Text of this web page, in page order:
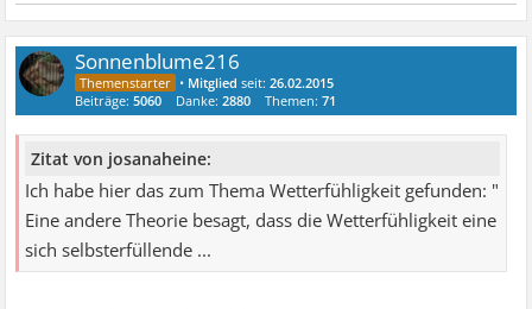
Sonnenblume216
• Mitglied seit:26.02.2015
Beiträge:5060 Danke:2880 Themen:71
Zitat von josanaheine:
Ich habe hier das zum Thema Wetterfühligkeit gefunden: "
Eine andere Theorie besagt, dass die Wetterfühligkeit eine
sich selbsterfüllende ...